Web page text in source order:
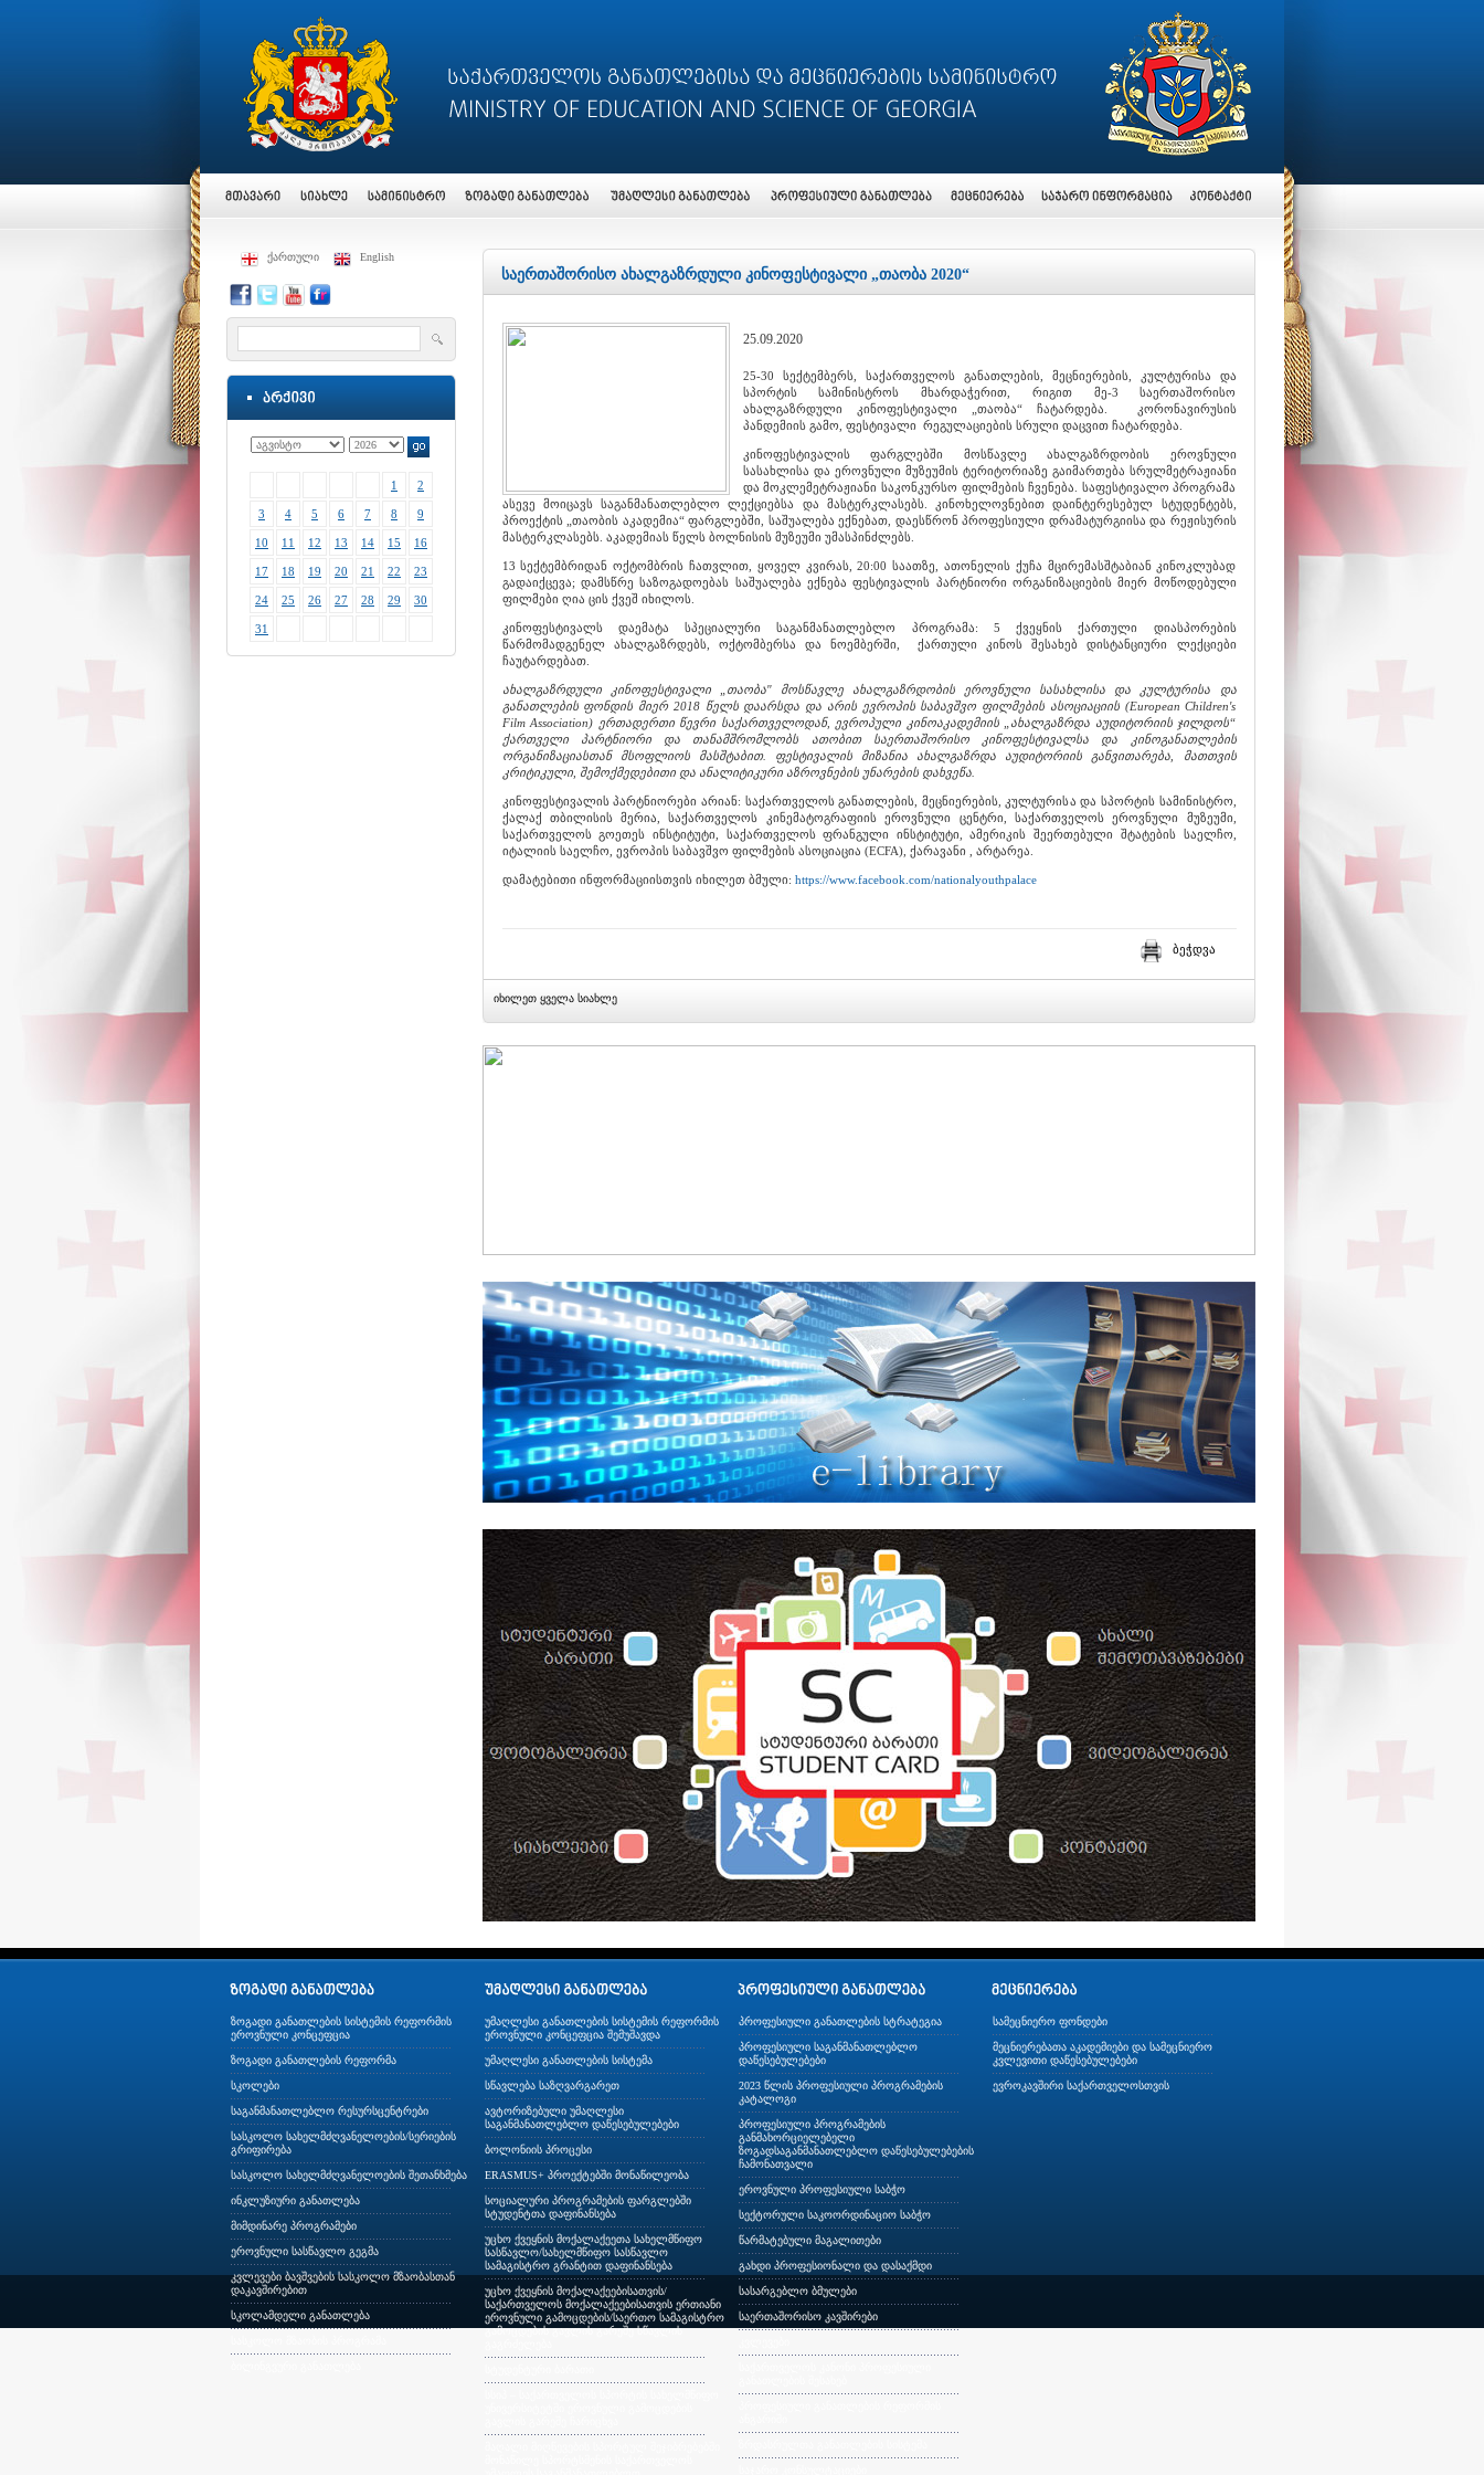
ქართული English
1 2
3 4 5 6 7 8 9
10 11 12 13 14 15 16
17 18 19 20 21 22 23
24 25 26 27 28 29 30
31
საერთაშორისო ახალგაზრდული კინოფესტივალი „თაობა 2020“
25.09.2020
25-30 სექტემბერს, საქართველოს განათლების, მეცნიერების, კულტურისა და
სპორტის სამინისტროს მხარდაჭერით, რიგით მე-3 საერთაშორისო
ახალგაზრდული კინოფესტივალი „თაობა“ ჩატარდება. კორონავირუსის
პანდემიის გამო, ფესტივალი რეგულაციების სრული დაცვით ჩატარდება.
კინოფესტივალის ფარგლებში მოსწავლე ახალგაზრდობის ეროვნული
სასახლისა და ეროვნული მუზეუმის ტერიტორიაზე გაიმართება სრულმეტრაჟიანი
და მოკლემეტრაჟიანი საკონკურსო ფილმების ჩვენება. საფესტივალო პროგრამა
ასევე მოიცავს საგანმანათლებლო ლექციებსა და მასტერკლასებს. კინოხელოვნებით დაინტერესებულ სტუდენტებს,
პროექტის „თაობის აკადემია“ ფარგლებში, საშუალება ექნებათ, დაესწრონ პროფესიული დრამატურგიისა და რეჟისურის
მასტერკლასებს. აკადემიას წელს ბოლნისის მუზეუმი უმასპინძლებს.
13 სექტემბრიდან ოქტომბრის ჩათვლით, ყოველ კვირას, 20:00 საათზე, ათონელის ქუჩა მცირემასშტაბიან კინოკლუბად
გადაიქცევა; დამსწრე საზოგადოებას საშუალება ექნება ფესტივალის პარტნიორი ორგანიზაციების მიერ მოწოდებული
ფილმები ღია ცის ქვეშ იხილოს.
კინოფესტივალს დაემატა სპეციალური საგანმანათლებლო პროგრამა: 5 ქვეყნის ქართული დიასპორების
წარმომადგენელ ახალგაზრდებს, ოქტომბერსა და ნოემბერში, ქართული კინოს შესახებ დისტანციური ლექციები
ჩაუტარდებათ.
ახალგაზრდული კინოფესტივალი „თაობა" მოსწავლე ახალგაზრდობის ეროვნული სასახლისა და კულტურისა და
განათლების ფონდის მიერ 2018 წელს დაარსდა და არის ევროპის საბავშვო ფილმების ასოციაციის (European Children's
Film Association) ერთადერთი წევრი საქართველოდან, ევროპული კინოაკადემიის „ახალგაზრდა აუდიტორიის ჯილდოს“
ქართველი პარტნიორი და თანამშრომლობს ათობით საერთაშორისო კინოფესტივალსა და კინოგანათლების
ორგანიზაციასთან მსოფლიოს მასშტაბით. ფესტივალის მიზანია ახალგაზრდა აუდიტორიის განვითარება, მათთვის
კრიტიკული, შემოქმედებითი და ანალიტიკური აზროვნების უნარების დახვეწა.
კინოფესტივალის პარტნიორები არიან: საქართველოს განათლების, მეცნიერების, კულტურისა და სპორტის სამინისტრო,
ქალაქ თბილისის მერია, საქართველოს კინემატოგრაფიის ეროვნული ცენტრი, საქართველოს ეროვნული მუზეუმი,
საქართველოს გოეთეს ინსტიტუტი, საქართველოს ფრანგული ინსტიტუტი, ამერიკის შეერთებული შტატების საელჩო,
იტალიის საელჩო, ევროპის საბავშვო ფილმების ასოციაცია (ECFA), ქარავანი , არტარეა.
დამატებითი ინფორმაციისთვის იხილეთ ბმული: https://www.facebook.com/nationalyouthpalace
ბეჭდვა
იხილეთ ყველა სიახლე
ზოგადი განათლების სისტემის რეფორმის
ეროვნული კონცეფცია
ზოგადი განათლების რეფორმა
სკოლები
საგანმანათლებლო რესურსცენტრები
სასკოლო სახელმძღვანელოების/სერიების
გრიფირება
სასკოლო სახელმძღვანელოების შეთანხმება
ინკლუზიური განათლება
მიმდინარე პროგრამები
ეროვნული სასწავლო გეგმა
კვლევები ბავშვების სასკოლო მზაობასთან
დაკავშირებით
სკოლამდელი განათლება
უმაღლესი განათლების სისტემის რეფორმის
ეროვნული კონცეფცია შემუშავდა
უმაღლესი განათლების სისტემა
სწავლება საზღვარგარეთ
ავტორიზებული უმაღლესი
საგანმანათლებლო დაწესებულებები
ბოლონიის პროცესი
ERASMUS+ პროექტებში მონაწილეობა
სოციალური პროგრამების ფარგლებში
სტუდენტთა დაფინანსება
უცხო ქვეყნის მოქალაქეეთა სახელმწიფო
სასწავლო/სახელმწიფო სასწავლო
სამაგისტრო გრანტით დაფინანსება
უცხო ქვეყნის მოქალაქეებისათვის/
საქართველოს მოქალაქეებისათვის ერთიანი
ეროვნული გამოცდების/საერთო სამაგისტრო
გამოცდების გავლის გარეშე სწავლის
პროფესიული განათლების სტრატეგია
პროფესიული საგანმანათლებლო
დაწესებულებები
2023 წლის პროფესიული პროგრამების
კატალოგი
პროფესიული პროგრამების
განმახორციელებელი
ზოგადსაგანმანათლებლო დაწესებულებების
ჩამონათვალი
ეროვნული პროფესიული საბჭო
სექტორული საკოორდინაციო საბჭო
წარმატებული მაგალითები
გახდი პროფესიონალი და დასაქმდი
სასარგებლო ბმულები
საერთაშორისო კავშირები
სამეცნიერო ფონდები
მეცნიერებათა აკადემიები და სამეცნიერო
კვლევითი დაწესებულებები
ევროკავშირი საქართველოსთვის